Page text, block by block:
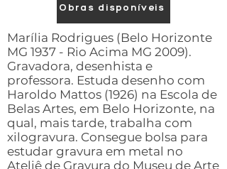
Obras disponíveis
Marília Rodrigues (Belo Horizonte
MG 1937 - Rio Acima MG 2009).
Gravadora, desenhista e
professora. Estuda desenho com
Haroldo Mattos (1926) na Escola de
Belas Artes, em Belo Horizonte, na
qual, mais tarde, trabalha com
xilogravura. Consegue bolsa para
estudar gravura em metal no
Ateliê de Gravura do Museu de Arte